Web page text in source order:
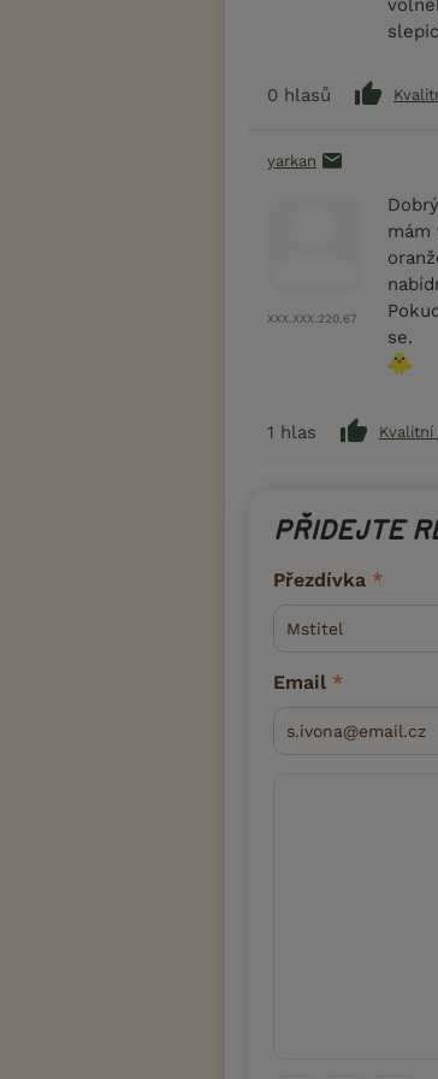
0 hlasů
yarkan
XXX.XXX.220.67
mám
se.
1 hlas
PŘIDEJTE
Přezdívka
Email